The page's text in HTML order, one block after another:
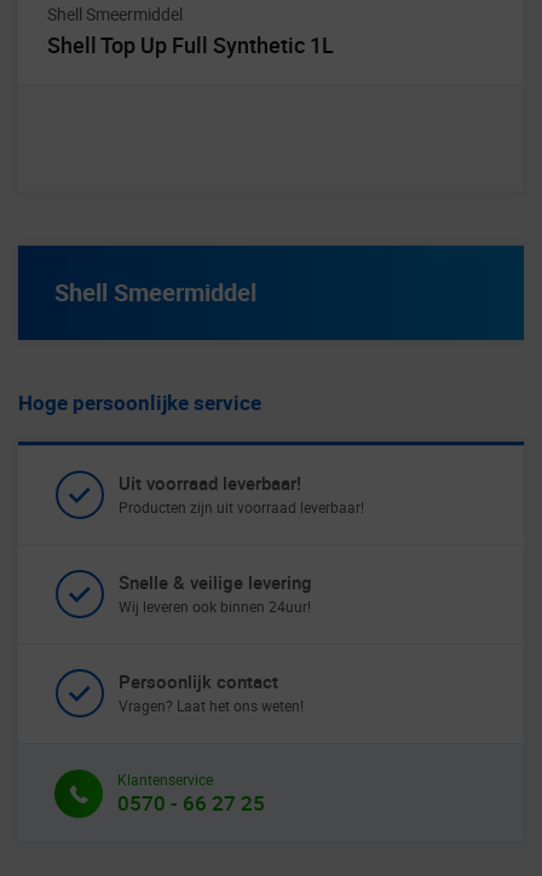
Shell Smeermiddel
Shell Top Up Full Synthetic 1L
Shell Smeermiddel
Hoge persoonlijke service
Uit voorraad leverbaar!
Producten zijn uit voorraad leverbaar!
Snelle & veilige levering
Wij leveren ook binnen 24uur!
Persoonlijk contact
Vragen? Laat het ons weten!
Klantenservice
0570 - 66 27 25